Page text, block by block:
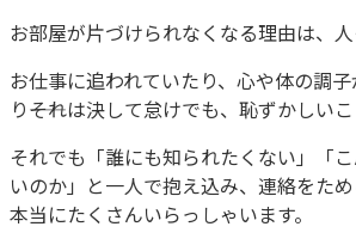
お部屋が片づけられなくなる理由は、人
お仕事に追われていたり、心や体の調
り――それは決して怠けでも、恥ずかしい
それでも「誰にも知られたくない」「
いのか」と一人で抱え込み、連絡をため
本当にたくさんいらっしゃいます。